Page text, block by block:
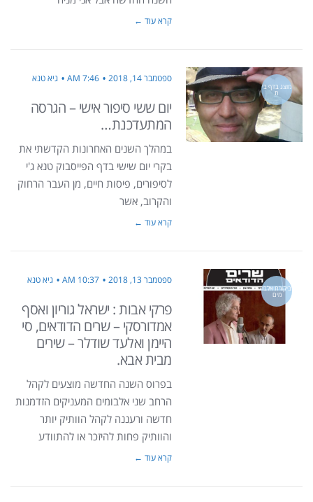
קרא עוד ←
מוצג בדף בי
ת
ספטמבר 14, 2018 7:46 AM גיא טנא
יום ששי סיפור אישי – הגרסה
המתעדכנת…
במהלך השנים האחרונות הקדשתי את
בקרי יום שישי בדף הפייסבוק טנא ג'י
לסיפורים, פיסות חיים, מן העבר הרחוק
והקרוב, אשר
קרא עוד ←
ביקורת אלבו
מים
ספטמבר 13, 2018 10:37 AM גיא טנא
פרקי אבות : ישראל גוריון ואסף
אמדורסקי – שרים הדודאים, סי
היימן ואלעד שודלר – שירים
מבית אבא.
בפרוס השנה החדשה מוצעים לקהל
הרחב שני אלבומים המעניקים הזדמנות
חדשה ורעננה לקהל הוותיק יותר
והוותיק פחות להיזכר או להתוודע
קרא עוד ←